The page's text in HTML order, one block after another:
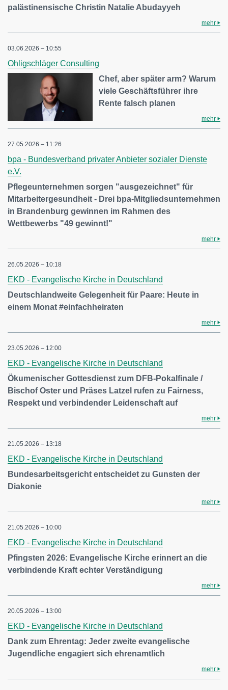
palästinensische Christin Natalie Abudayyeh
mehr
03.06.2026 – 10:55
Ohligschläger Consulting
Chef, aber später arm? Warum
viele Geschäftsführer ihre
Rente falsch planen
mehr
27.05.2026 – 11:26
bpa - Bundesverband privater Anbieter sozialer Dienste
e.V.
Pflegeunternehmen sorgen "ausgezeichnet" für
Mitarbeitergesundheit - Drei bpa-Mitgliedsunternehmen
in Brandenburg gewinnen im Rahmen des
Wettbewerbs "49 gewinnt!"
mehr
26.05.2026 – 10:18
EKD - Evangelische Kirche in Deutschland
Deutschlandweite Gelegenheit für Paare: Heute in
einem Monat #einfachheiraten
mehr
23.05.2026 – 12:00
EKD - Evangelische Kirche in Deutschland
Ökumenischer Gottesdienst zum DFB-Pokalfinale /
Bischof Oster und Präses Latzel rufen zu Fairness,
Respekt und verbindender Leidenschaft auf
mehr
21.05.2026 – 13:18
EKD - Evangelische Kirche in Deutschland
Bundesarbeitsgericht entscheidet zu Gunsten der
Diakonie
mehr
21.05.2026 – 10:00
EKD - Evangelische Kirche in Deutschland
Pfingsten 2026: Evangelische Kirche erinnert an die
verbindende Kraft echter Verständigung
mehr
20.05.2026 – 13:00
EKD - Evangelische Kirche in Deutschland
Dank zum Ehrentag: Jeder zweite evangelische
Jugendliche engagiert sich ehrenamtlich
mehr